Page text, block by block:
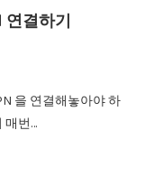
결하기
을 연결해놓아야 하
매번…